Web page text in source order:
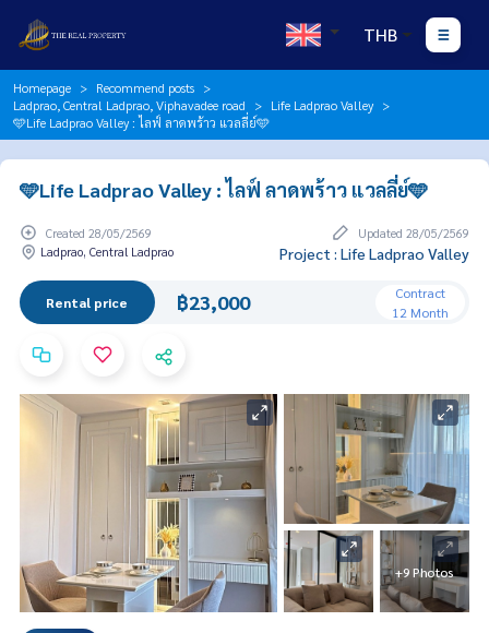
THB
Homepage
Recommend posts
Ladprao, Central Ladprao, Viphavadee road
Life Ladprao Valley
🩵Life Ladprao Valley : ไลฟ์ ลาดพร้าว แวลลี่ย์🩵
🩵Life Ladprao Valley : ไลฟ์ ลาดพร้าว แวลลี่ย์🩵
Created 28/05/2569
Updated 28/05/2569
Ladprao, Central Ladprao
Project : Life Ladprao Valley
Rental price ฿23,000
Contract
12 Month
+9 Photos